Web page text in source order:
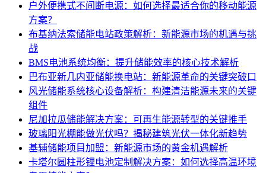
户外便携式不间断电源：如何选择最适合你的移动能源
方案？
布基纳法索储能电站政策解析：新能源市场的机遇与挑
战
BMS电池系统均衡：提升储能效率的核心技术解析
巴布亚新几内亚储能换电站：新能源革命的关键突破口
风光储能系统核心设备解析：构建清洁能源未来的关键
组件
尼加拉瓜储能解决方案：可再生能源转型的关键推手
玻璃阳光棚能做光伏吗？揭秘建筑光伏一体化新趋势
基辅储能项目加盟：新能源市场的黄金机遇解析
卡塔尔圆柱形锂电池定制解决方案：如何选择高温环境